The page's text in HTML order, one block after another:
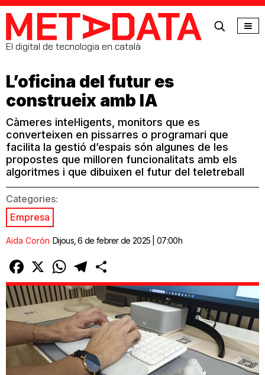
MetaData
El digital de tecnologia en català
L’oficina del futur es
construeix amb IA
Càmeres intel·ligents, monitors que es
converteixen en pissarres o programari que
facilita la gestió d’espais són algunes de les
propostes que milloren funcionalitats amb els
algoritmes i que dibuixen el futur del teletreball
Categories:
Empresa
Aida Corón Dijous, 6 de febrer de 2025 | 07:00h
Facebook
X WhatsAppTelegram